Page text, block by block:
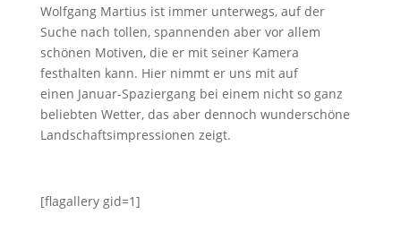
Wolfgang Martius ist immer unterwegs, auf der
Suche nach tollen, spannenden aber vor allem
schönen Motiven, die er mit seiner Kamera
festhalten kann. Hier nimmt er uns mit auf
einen Januar-Spaziergang bei einem nicht so ganz
beliebten Wetter, das aber dennoch wunderschöne
Landschaftsimpressionen zeigt.
[flagallery gid=1]